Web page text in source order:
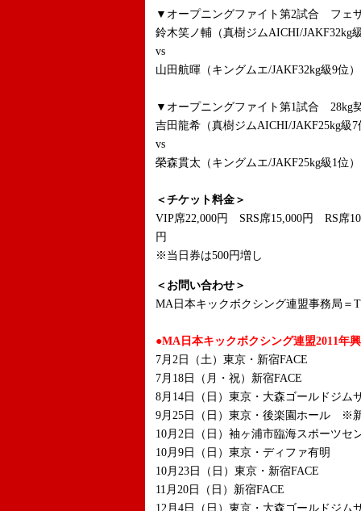
▼オープニングファイト第2試合 フェ
鈴木笑ノ輔（真樹ジムAICHI/JAKF32kg
vs
山田航暉（キングムエ/JAKF32kg級9位）
▼オープニングファイト第1試合 28kg
吉田龍希（真樹ジムAICHI/JAKF25kg級7
vs
榮森貫太（キングムエ/JAKF25kg級1
＜チケット料金＞
VIP席22,000円 SRS席15,000円 RS席
円
※当日券は500円増し
＜お問い合わせ＞
MA日本キックボクシング連盟事務局＝
●MA日本キックボクシング連盟2011年
7月2日（土）東京・新宿FACE
7月18日（月・祝）新宿FACE
8月14日（日）東京・大森ゴールドジム
9月25日（日）東京・後楽園ホール ※
10月2日（日）袖ヶ浦市臨海スポーツ
10月9日（日）東京・ディファ有明
10月23日（日）東京・新宿FACE
11月20日（日）新宿FACE
12月4日（日）東京・大森ゴールドジム